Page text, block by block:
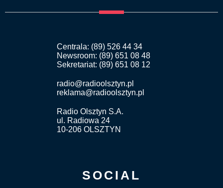
Centrala: (89) 526 44 34
Newsroom: (89) 651 08 48
Sekretariat: (89) 651 08 12
radio@radioolsztyn.pl
reklama@radioolsztyn.pl
Radio Olsztyn S.A.
ul. Radiowa 24
10-206 OLSZTYN
SOCIAL